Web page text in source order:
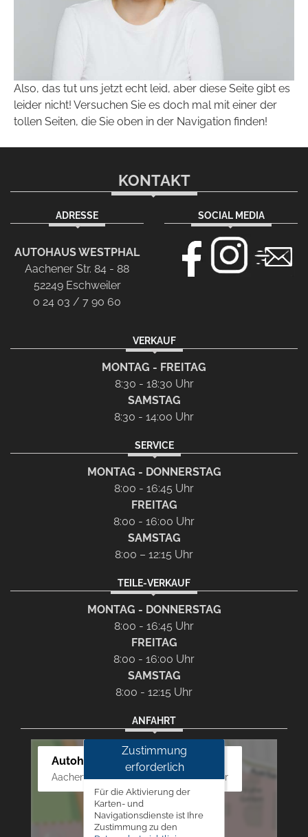
Also, das tut uns jetzt echt leid, aber diese Seite gibt es
leider nicht! Versuchen Sie es doch mal mit einer der
tollen Seiten, die Sie oben in der Navigation finden!
KONTAKT
ADRESSE
AUTOHAUS WESTPHAL
Aachener Str. 84 - 88
52249 Eschweiler
0 24 03 / 7 90 60
SOCIAL MEDIA
VERKAUF
MONTAG - FREITAG
8:30 - 18:30 Uhr
SAMSTAG
8:30 - 14:00 Uhr
SERVICE
MONTAG - DONNERSTAG
8:00 - 16:45 Uhr
FREITAG
8:00 - 16:00 Uhr
SAMSTAG
8:00 – 12:15 Uhr
TEILE-VERKAUF
MONTAG - DONNERSTAG
8:00 - 16:45 Uhr
FREITAG
8:00 - 16:00 Uhr
SAMSTAG
8:00 - 12:15 Uhr
ANFAHRT
Autohaus Westphal
Aachener Str. 84 - 88, 52249 Eschweiler
Zustimmung
erforderlich
Für die Aktivierung der
Karten- und
Navigationsdienste ist Ihre
Zustimmung zu den